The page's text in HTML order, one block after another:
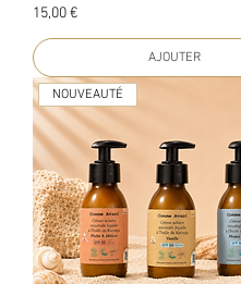
Prix
15,00 €
AJOUTER
NOUVEAUTÉ